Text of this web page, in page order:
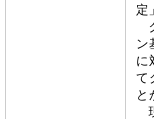
定
ン
に
て
と